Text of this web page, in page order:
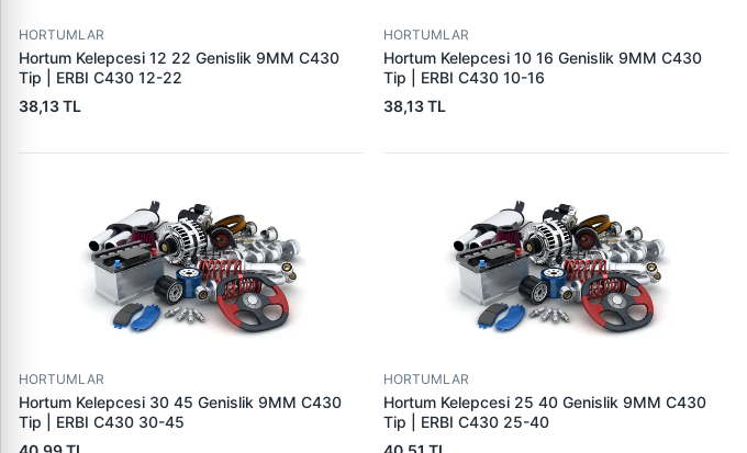
HORTUMLAR
Hortum Kelepcesi 12 22 Genislik 9MM C430
Tip | ERBI C430 12-22
38,13 TL
HORTUMLAR
Hortum Kelepcesi 10 16 Genislik 9MM C430
Tip | ERBI C430 10-16
38,13 TL
HORTUMLAR
Hortum Kelepcesi 30 45 Genislik 9MM C430
Tip | ERBI C430 30-45
HORTUMLAR
Hortum Kelepcesi 25 40 Genislik 9MM C430
Tip | ERBI C430 25-40